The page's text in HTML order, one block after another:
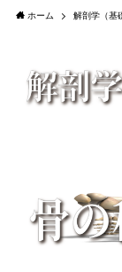
ホーム 解剖学（基